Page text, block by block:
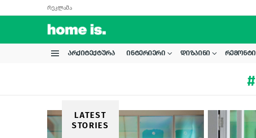
რეკლამა
ᲐᲠᲥᲘᲢᲔᲥᲢᲣᲠᲐ ᲘᲜᲢᲔᲠᲘᲔᲠᲘ ᲓᲘᲖᲐᲘᲜᲘ ᲠᲔᲛᲝᲜᲢᲘ
LATEST
STORIES